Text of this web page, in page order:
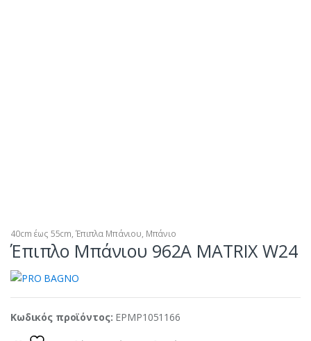
40cm έως 55cm, Έπιπλα Μπάνιου, Μπάνιο
Έπιπλο Μπάνιου 962A MATRIX W24
Κωδικός προϊόντος: EPMP1051166